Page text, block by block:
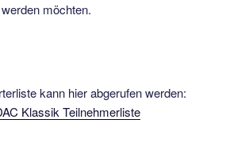
möchten.
kann hier abgerufen werden:
Klassik Teilnehmerliste